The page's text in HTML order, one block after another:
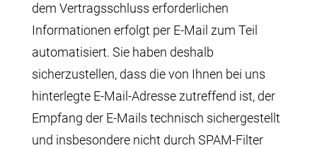
dem Vertragsschluss erforderlichen
Informationen erfolgt per E-Mail zum Teil
automatisiert. Sie haben deshalb
sicherzustellen, dass die von Ihnen bei uns
hinterlegte E-Mail-Adresse zutreffend ist, der
Empfang der E-Mails technisch sichergestellt
und insbesondere nicht durch SPAM-Filter